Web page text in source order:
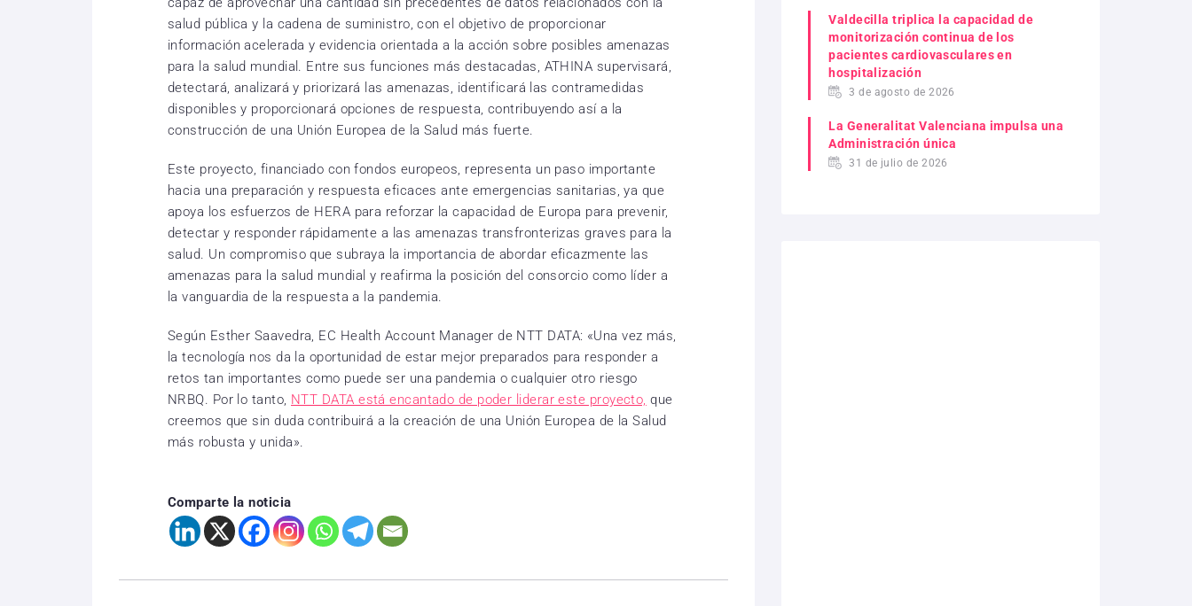
salud pública y la cadena de suministro, con el objetivo de proporcionar
información acelerada y evidencia orientada a la acción sobre posibles amenazas
para la salud mundial. Entre sus funciones más destacadas, ATHINA supervisará,
detectará, analizará y priorizará las amenazas, identificará las contramedidas
disponibles y proporcionará opciones de respuesta, contribuyendo así a la
construcción de una Unión Europea de la Salud más fuerte.
Este proyecto, financiado con fondos europeos, representa un paso importante
hacia una preparación y respuesta eficaces ante emergencias sanitarias, ya que
apoya los esfuerzos de HERA para reforzar la capacidad de Europa para prevenir,
detectar y responder rápidamente a las amenazas transfronterizas graves para la
salud. Un compromiso que subraya la importancia de abordar eficazmente las
amenazas para la salud mundial y reafirma la posición del consorcio como líder a
la vanguardia de la respuesta a la pandemia.
Según Esther Saavedra, EC Health Account Manager de NTT DATA: «Una vez más,
la tecnología nos da la oportunidad de estar mejor preparados para responder a
retos tan importantes como puede ser una pandemia o cualquier otro riesgo
NRBQ. Por lo tanto, NTT DATA está encantado de poder liderar este proyecto, que
creemos que sin duda contribuirá a la creación de una Unión Europea de la Salud
más robusta y unida».
Comparte la noticia
Valdecilla triplica la capacidad de
monitorización continua de los
pacientes cardiovasculares en
hospitalización
3 de agosto de 2026
La Generalitat Valenciana impulsa una
Administración única
31 de julio de 2026